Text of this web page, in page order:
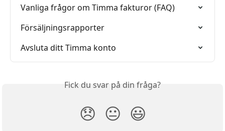
Vanliga frågor om Timma fakturor (FAQ)
Försäljningsrapporter
Avsluta ditt Timma konto
Fick du svar på din fråga?
😞 😐 😃